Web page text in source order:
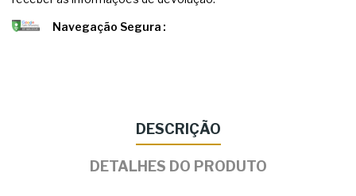
Navegação Segura
DESCRIÇÃO
DETALHES DO PRODUTO